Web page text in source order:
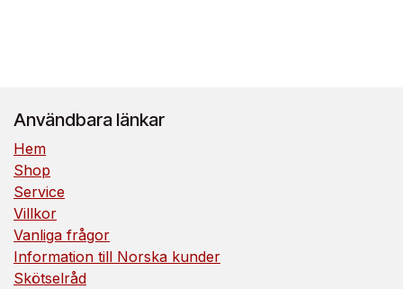
Användbara länkar
Hem
Shop
Service
Villkor
Vanliga frågor
Information till Norska kunder
Skötselråd